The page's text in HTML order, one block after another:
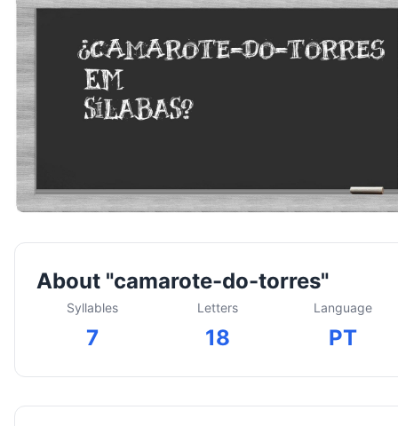
About "camarote-do-torres"
Syllables
7
Letters
18
Language
PT